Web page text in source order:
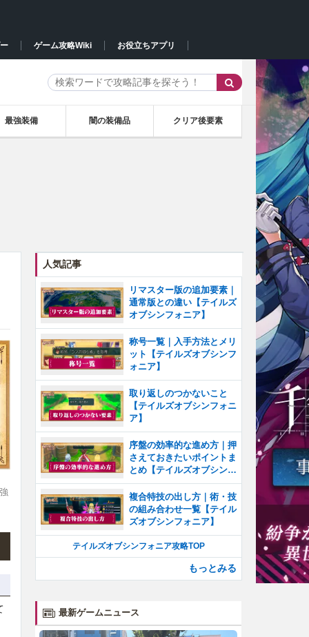
ゲーム攻略Wiki お役立ちアプリ
最強装備 闇の装備品 クリア後要素
人気記事
リマスター版の追加要素｜
通常版との違い【テイルズ
オブシンフォニア】
称号一覧｜入手方法とメリ
ット【テイルズオブシンフ
ォニア】
取り返しのつかないこと
【テイルズオブシンフォニ
ア】
序盤の効率的な進め方｜押
さえておきたいポイントま
とめ【テイルズオブシンフ
ォニア】
複合特技の出し方｜術・技
の組み合わせ一覧【テイル
ズオブシンフォニア】
テイルズオブシンフォニア攻略TOP
もっとみる
最新ゲームニュース